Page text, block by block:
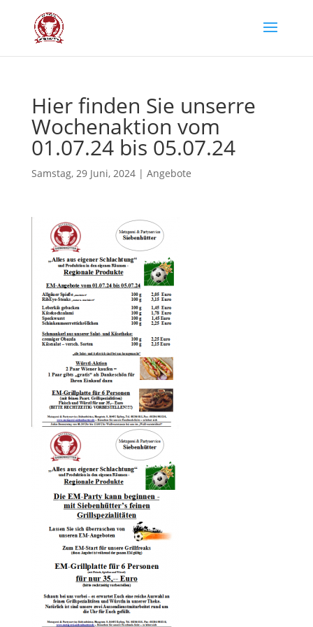
Hier fin­den Sie unser­re
Wochen­ak­ti­on vom
01.07.24 bis 05.07.24
Samstag, 29 Juni, 2024| Angebote